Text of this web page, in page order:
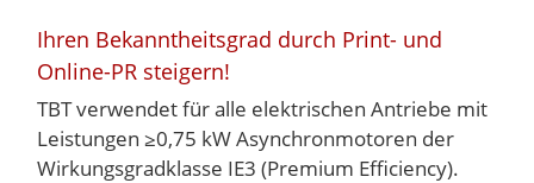
Ihren Bekanntheitsgrad durch Print- und
Online-PR steigern!
TBT verwendet für alle elektrischen Antriebe mit
Leistungen ≥0,75 kW Asynchronmotoren der
Wirkungsgradklasse IE3 (Premium Efficiency).